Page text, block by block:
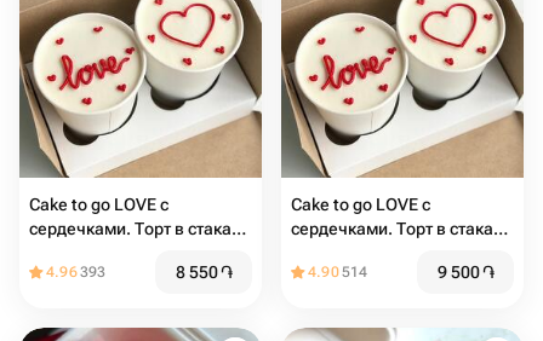
Cake to go LOVE с
сердечками. Торт в стакане
4.96393 8 550֏
Cake to go LOVE с
сердечками. Торт в стакане
4.90514 9 500֏